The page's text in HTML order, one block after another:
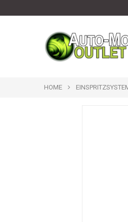
HOME